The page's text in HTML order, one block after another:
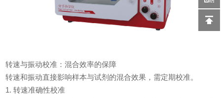
转速与振动校准：混合效率的保障
转速和振动直接影响样本与试剂的混合效果，需定期校准。
1. 转速准确性校准